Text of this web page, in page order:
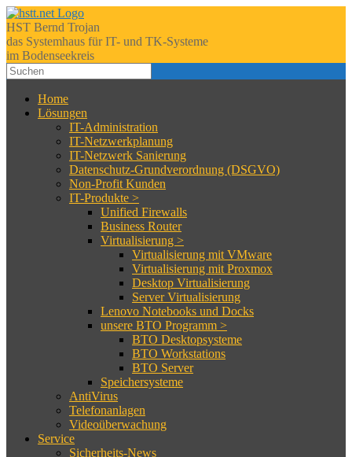
HST Bernd Trojan
das Systemhaus für IT- und TK-Systeme
im Bodenseekreis
Home
Lösungen
IT-Administration
IT-Netzwerkplanung
IT-Netzwerk Sanierung
Datenschutz-Grundverordnung (DSGVO)
Non-Profit Kunden
IT-Produkte >
Unified Firewalls
Business Router
Virtualisierung >
Virtualisierung mit VMware
Virtualisierung mit Proxmox
Desktop Virtualisierung
Server Virtualisierung
Lenovo Notebooks und Docks
unsere BTO Programm >
BTO Desktopsysteme
BTO Workstations
BTO Server
Speichersysteme
AntiVirus
Telefonanlagen
Videoüberwachung
Service
Sicherheits-News